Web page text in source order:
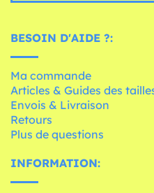
BESOIN D'AIDE ?:
Ma commande
Articles & Guides des
Envois & Livraison
Retours
Plus de questions
INFORMATION: